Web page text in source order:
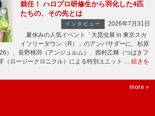
就任！ ハロプロ研修生から羽化した4匹
たちの、その先とは
インタビュー
2026年7月31日
夏休みの人気イベント「大昆虫展 in 東京スカ
イツリータウン（R）」のアンバサダーに、杉原
）、長野桃羽（アンジュルム）、西村乙輝（つばきフ
（ロージークロニクル）による特別ユニット … 続きを
more »